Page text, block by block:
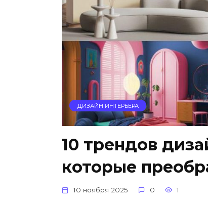
ДИЗАЙН ИНТЕРЬЕРА
10 трендов
которые
10 ноября 2025 0 1